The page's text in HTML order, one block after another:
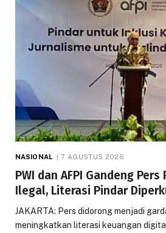
NASIONAL 7 AGUSTUS 2026
PWI dan AFPI Gandeng
Ilegal, Literasi Pindar
JAKARTA: Pers didorong menjadi
meningkatkan literasi keuangan